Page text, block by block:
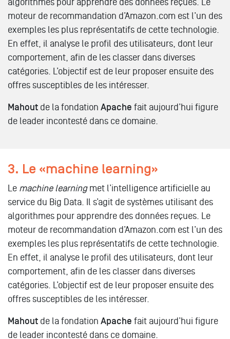
algorithmes pour apprendre des données reçues. Le
moteur de recommandation d’Amazon.com est l’un des
exemples les plus représentatifs de cette technologie.
En effet, il analyse le profil des utilisateurs, dont leur
comportement, afin de les classer dans diverses
catégories. L’objectif est de leur proposer ensuite des
offres susceptibles de les intéresser.
Mahout de la fondation Apache fait aujourd’hui figure
de leader incontesté dans ce domaine.
3. Le «machine learning»
Le machine learningmet l’intelligence artificielle au
service du Big Data. Il s’agit de systèmes utilisant des
algorithmes pour apprendre des données reçues. Le
moteur de recommandation d’Amazon.com est l’un des
exemples les plus représentatifs de cette technologie.
En effet, il analyse le profil des utilisateurs, dont leur
comportement, afin de les classer dans diverses
catégories. L’objectif est de leur proposer ensuite des
offres susceptibles de les intéresser.
Mahout de la fondation Apache fait aujourd’hui figure
de leader incontesté dans ce domaine.